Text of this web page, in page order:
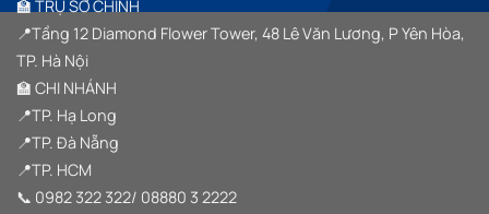
🏫 TRỤ SỞ CHÍNH
📍Tầng 12 Diamond Flower Tower, 48 Lê Văn Lương, P Yên Hòa,
TP. Hà Nội
🏫 CHI NHÁNH
📍TP. Hạ Long
📍TP. Đà Nẵng
📍TP. HCM
📞 0982 322 322/ 08880 3 2222